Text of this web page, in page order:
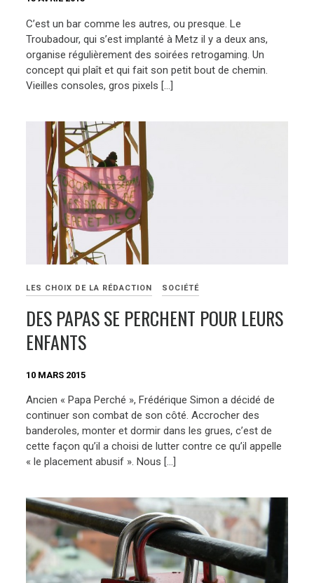
C’est un bar comme les autres, ou presque. Le
Troubadour, qui s’est implanté à Metz il y a deux ans,
organise régulièrement des soirées retrogaming. Un
concept qui plaît et qui fait son petit bout de chemin.
Vieilles consoles, gros pixels […]
LES CHOIX DE LA RÉDACTION SOCIÉTÉ
DES PAPAS SE PERCHENT POUR LEURS
ENFANTS
10 MARS 2015
Ancien « Papa Perché », Frédérique Simon a décidé de
continuer son combat de son côté. Accrocher des
banderoles, monter et dormir dans les grues, c’est de
cette façon qu’il a choisi de lutter contre ce qu’il appelle
« le placement abusif ». Nous […]